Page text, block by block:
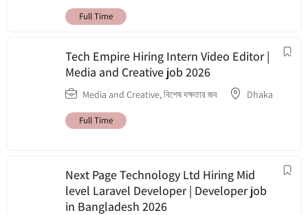
Full Time
Tech Empire Hiring Intern Video Editor |
Media and Creative job 2026
Media and Creative,বিশেষ দক্ষতার জব Dhaka
Full Time
Next Page Technology Ltd Hiring Mid
level Laravel Developer | Developer job
in Bangladesh 2026